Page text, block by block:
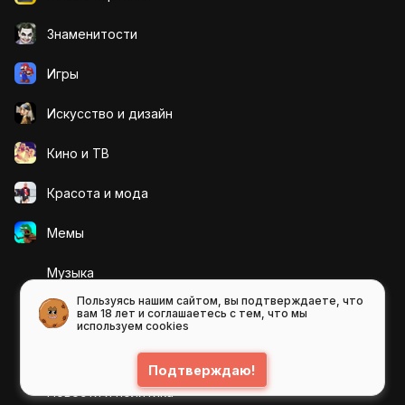
Знаменитости
Игры
Искусcтво и дизайн
Кино и ТВ
Красота и мода
Мемы
Музыка
Мультфильмы
Новости и политика
Пользуясь нашим сайтом, вы подтверждаете, что
вам 18 лет и соглашаетесь с тем, что мы
используем cookies
Подтверждаю!